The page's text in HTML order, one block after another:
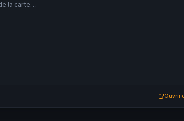
la carte…
Ouvrir